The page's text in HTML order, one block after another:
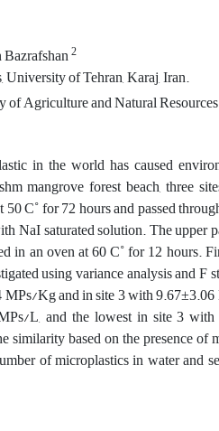
2
of Tehran, Karaj, Iran.
Agriculture and Natural
in the world has caused
mangrove forest beach, three
C˚ for 72 hours and passed
NaI saturated solution. The
in an oven at 60 C˚ for 12 hours.
using variance analysis and
Kg and in site 3 with
L, and the lowest in site 3
similarity based on the presence of
of microplastics in water and